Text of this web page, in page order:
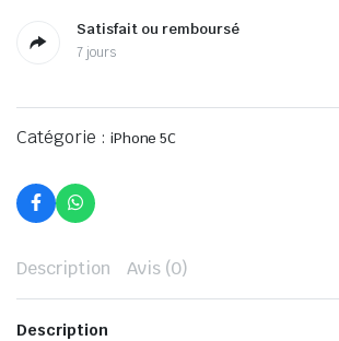
Satisfait ou remboursé
7 jours
Catégorie : iPhone 5C
Description Avis (0)
Description